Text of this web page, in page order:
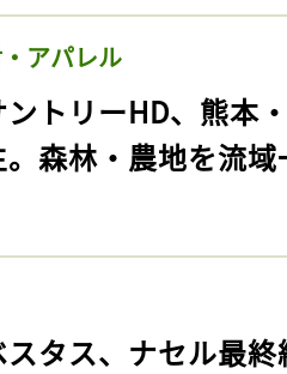
アパレル
ントリーHD、熊本
森林・農地を流
スタス、ナセル最